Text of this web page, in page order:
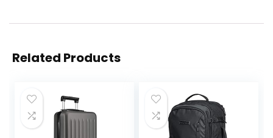
Related Products